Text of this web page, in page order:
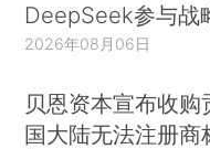
DeepSeek参与战
2026年08月06日
贝恩资本宣布收购
国大陆无法注册商